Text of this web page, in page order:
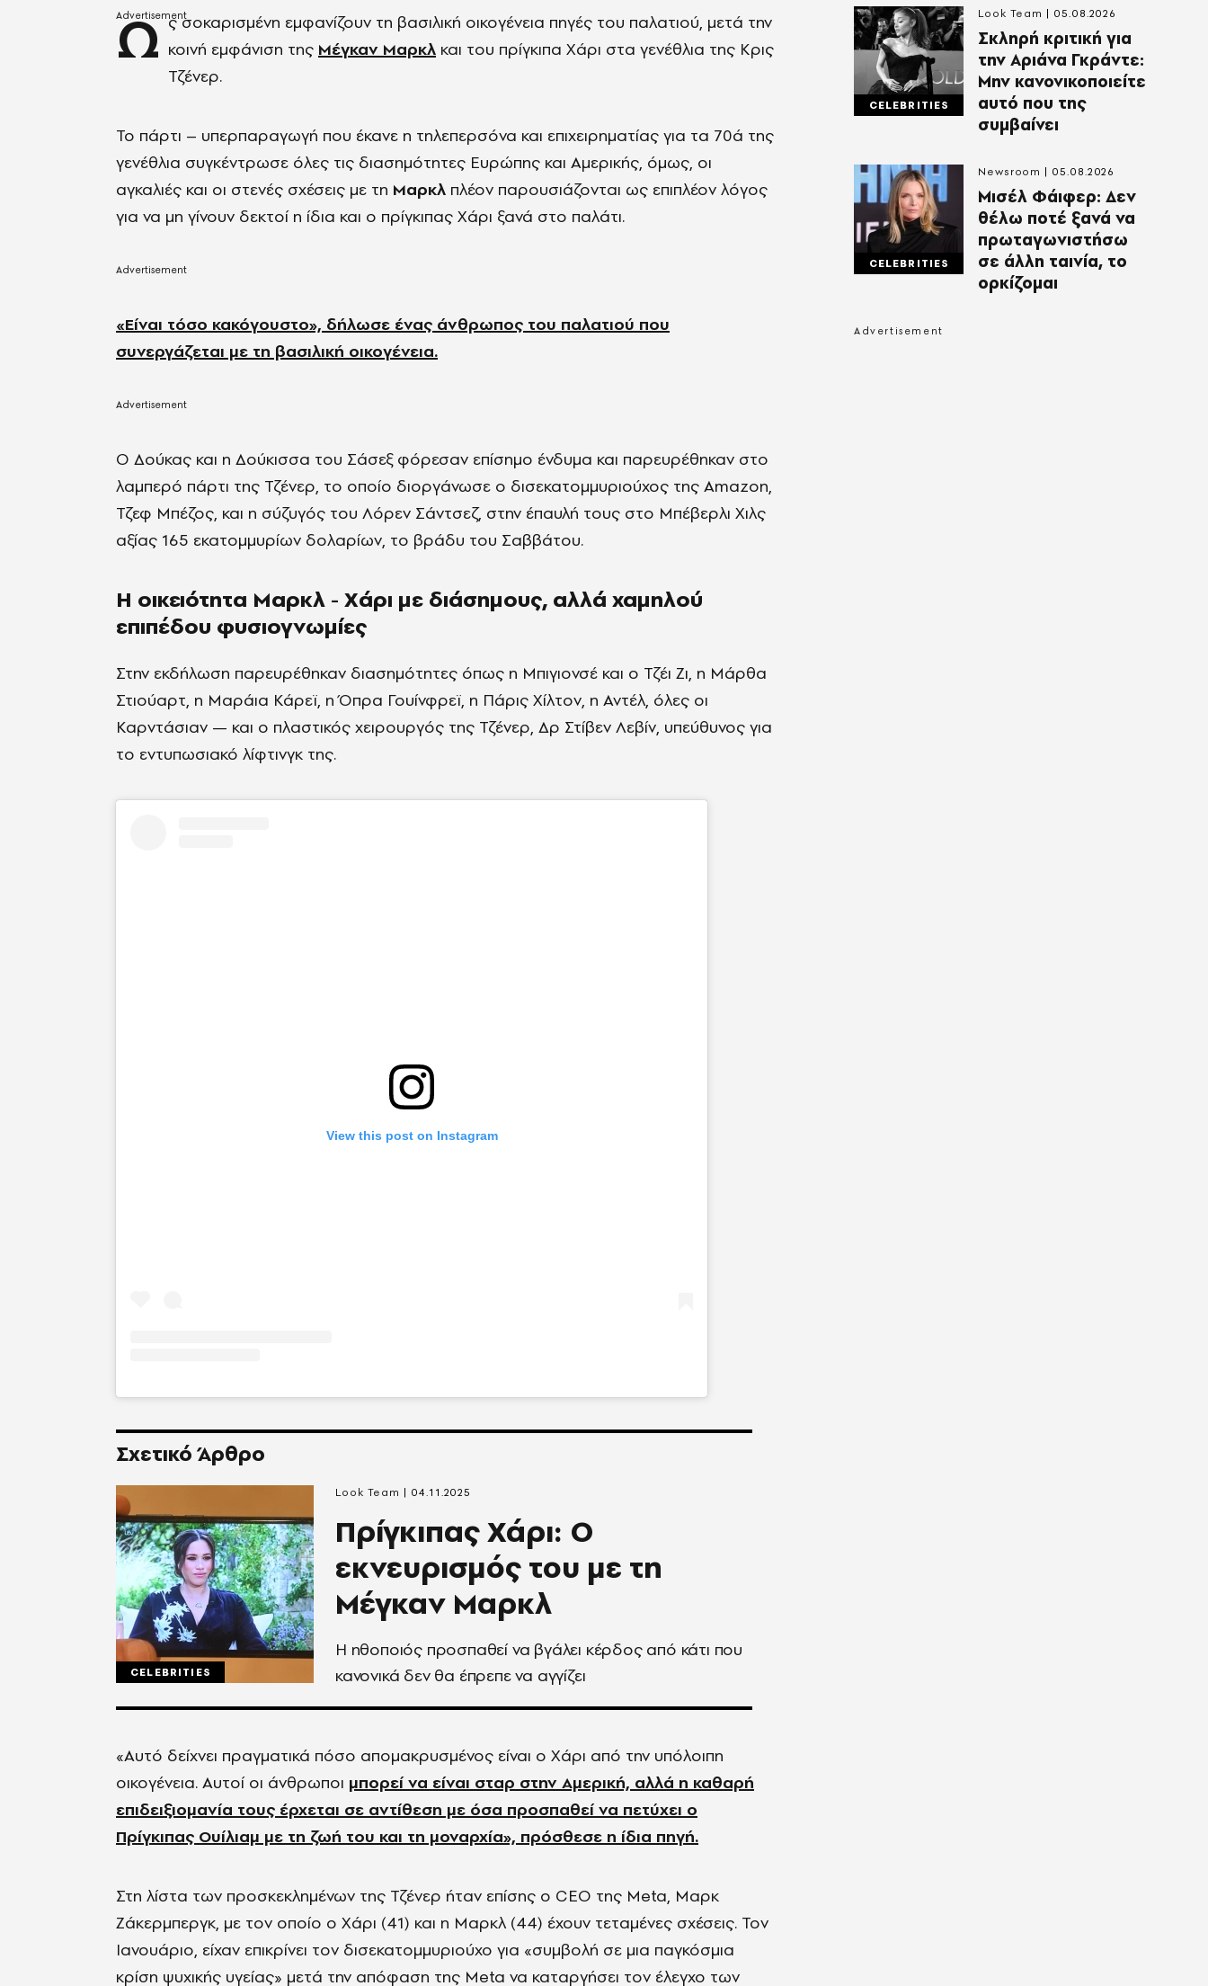
Ω ς σοκαρισμένη εμφανίζουν τη βασιλική οικογένεια πηγές του παλατιού, μετά την
κοινή εμφάνιση της Μέγκαν Μαρκλ και του πρίγκιπα Χάρι στα γενέθλια της Κρις
Τζένερ.
Το πάρτι – υπερπαραγωγή που έκανε η τηλεπερσόνα και επιχειρηματίας για τα 70ά της
γενέθλια συγκέντρωσε όλες τις διασημότητες Ευρώπης και Αμερικής, όμως, οι
αγκαλιές και οι στενές σχέσεις με τη Μαρκλ πλέον παρουσιάζονται ως επιπλέον λόγος
για να μη γίνουν δεκτοί η ίδια και ο πρίγκιπας Χάρι ξανά στο παλάτι.
«Είναι τόσο κακόγουστο», δήλωσε ένας άνθρωπος του παλατιού που
συνεργάζεται με τη βασιλική οικογένεια.
Ο Δούκας και η Δούκισσα του Σάσεξ φόρεσαν επίσημο ένδυμα και παρευρέθηκαν στο
λαμπερό πάρτι της Τζένερ, το οποίο διοργάνωσε ο δισεκατομμυριούχος της Amazon,
Τζεφ Μπέζος, και η σύζυγός του Λόρεν Σάντσεζ, στην έπαυλή τους στο Μπέβερλι Χιλς
αξίας 165 εκατομμυρίων δολαρίων, το βράδυ του Σαββάτου.
Η οικειότητα Μαρκλ - Χάρι με διάσημους, αλλά χαμηλού
επιπέδου φυσιογνωμίες
Στην εκδήλωση παρευρέθηκαν διασημότητες όπως η Μπιγιονσέ και ο Τζέι Ζι, η Μάρθα
Στιούαρτ, η Μαράια Κάρεϊ, η Όπρα Γουίνφρεϊ, η Πάρις Χίλτον, η Αντέλ, όλες οι
Καρντάσιαν — και ο πλαστικός χειρουργός της Τζένερ, Δρ Στίβεν Λεβίν, υπεύθυνος για
το εντυπωσιακό λίφτινγκ της.
View this post on Instagram
Σχετικό Άρθρο
CELEBRITIES
Πρίγκιπας Χάρι: Ο
εκνευρισμός του με τη
Μέγκαν Μαρκλ
Η ηθοποιός προσπαθεί να βγάλει κέρδος από κάτι που
κανονικά δεν θα έπρεπε να αγγίζει
Look Team 04.11.2025
«Αυτό δείχνει πραγματικά πόσο απομακρυσμένος είναι ο Χάρι από την υπόλοιπη
οικογένεια. Αυτοί οι άνθρωποι μπορεί να είναι σταρ στην Αμερική, αλλά η καθαρή
επιδειξιομανία τους έρχεται σε αντίθεση με όσα προσπαθεί να πετύχει ο
Πρίγκιπας Ουίλιαμ με τη ζωή του και τη μοναρχία», πρόσθεσε η ίδια πηγή.
Στη λίστα των προσκεκλημένων της Τζένερ ήταν επίσης ο CEO της Meta, Μαρκ
Ζάκερμπεργκ, με τον οποίο ο Χάρι (41) και η Μαρκλ (44) έχουν τεταμένες σχέσεις. Τον
Ιανουάριο, είχαν επικρίνει τον δισεκατομμυριούχο για «συμβολή σε μια παγκόσμια
κρίση ψυχικής υγείας» μετά την απόφαση της Meta να καταργήσει τον έλεγχο των
CELEBRITIES
Σκληρή κριτική για
την Αριάνα Γκράντε:
Μην κανονικοποιείτε
αυτό που της
συμβαίνει
Look Team 05.08.2026
CELEBRITIES
Μισέλ Φάιφερ: Δεν
θέλω ποτέ ξανά να
πρωταγωνιστήσω
σε άλλη ταινία, το
ορκίζομαι
Newsroom 05.08.2026